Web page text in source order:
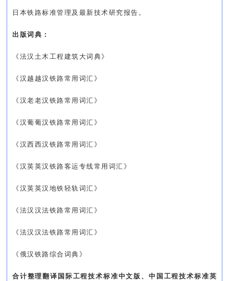
日本铁路标准管理及最新技术研究报告。
出版词典：
《法汉土木工程建筑大词典》
《汉越越汉铁路常用词汇》
《汉老老汉铁路常用词汇》
《汉葡葡汉铁路常用词汇》
《汉西西汉铁路常用词汇》
《汉英英汉铁路客运专线常用词汇》
《汉英英汉地铁轻轨词汇》
《法汉汉法铁路常用词汇》
《法汉汉法铁路常用词汇》
《俄汉铁路综合词典》
合计整理翻译国际工程技术标准中文版、中国工程技术标准英